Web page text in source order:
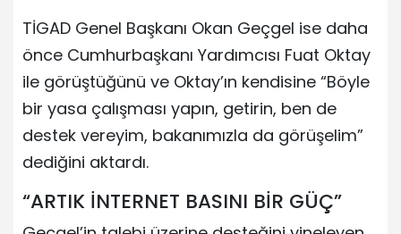
TİGAD Genel Başkanı Okan Geçgel ise daha
önce Cumhurbaşkanı Yardımcısı Fuat Oktay
ile görüştüğünü ve Oktay’ın kendisine “Böyle
bir yasa çalışması yapın, getirin, ben de
destek vereyim, bakanımızla da görüşelim”
dediğini aktardı.
“ARTIK İNTERNET BASINI BİR GÜÇ”